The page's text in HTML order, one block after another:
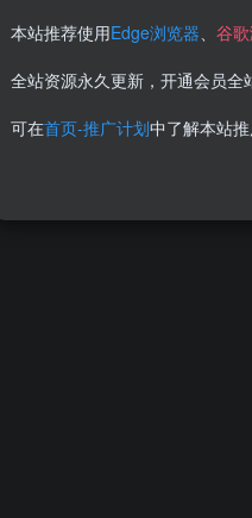
本站推荐使用Edge浏览器、 谷
全站资源永久更新，开通会员全
可在首页-推广计划中了解本站推